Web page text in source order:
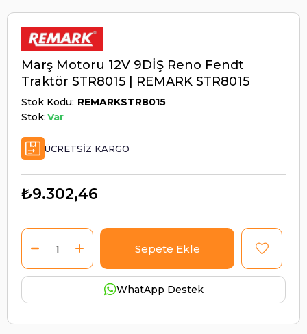
Marş Motoru 12V 9DİŞ Reno Fendt
Traktör STR8015 | REMARK STR8015
Stok Kodu REMARKSTR8015
Stok:Var
ÜCRETSIZ KARGO
₺9.302,46
WhatApp Destek